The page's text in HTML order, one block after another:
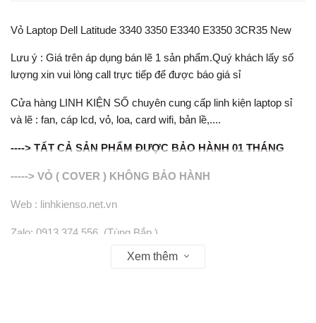
Vỏ Laptop Dell Latitude 3340 3350 E3340 E3350 3CR35 New
Lưu ý : Giá trên áp dụng bán lẽ 1 sản phẩm.Quý khách lấy số
lượng xin vui lòng call trực tiếp để được báo giá sỉ
Cửa hàng LINH KIỆN SỐ chuyên cung cấp linh kiện laptop sỉ
và lẽ : fan, cáp lcd, vỏ, loa, card wifi, bản lề,....
----> TẤT CẢ SẢN PHẨM ĐƯỢC BẢO HÀNH 01 THÁNG
-----> VỎ ( COVER ) KHÔNG BẢO HÀNH
Web : linhkienso.net.vn
Zalo: 0913.374.556 (Tùng Bắp )
Xem thêm